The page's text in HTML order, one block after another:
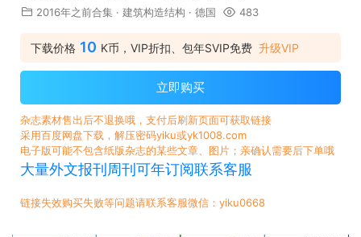
2016年之前合集 · 建筑构造结构 · 德国 483
下载价格 10 K币，VIP折扣、包年SVIP免费 升级VIP
立即购买
杂志素材售出后不退换哦，支付后刷新页面可获取链接
采用百度网盘下载，解压密码yiku或yk1008.com
电子版可能不包含纸版杂志的某些文章、图片；亲确认需要后下单哦
大量外文报刊周刊可年订阅联系客服
链接失效购买失败等问题请联系客服微信：yiku0668